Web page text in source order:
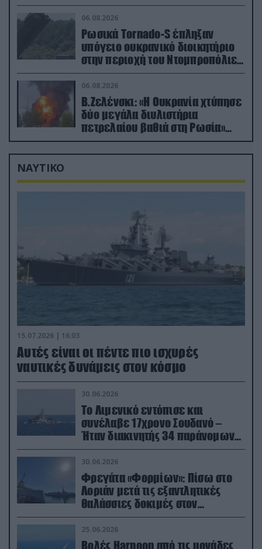
06.08.2026
Ρωσικά Tornado-S έπληξαν
υπόγειο ουκρανικό διοικητήριο
στην περιοχή του Ντομπροπόλιε
(βίντεο)
06.08.2026
Β.Ζελένσκι: «Η Ουκρανία χτύπησε
δύο μεγάλα διυλιστήρια
πετρελαίου βαθιά στη Ρωσία»
(βίντεο)
ΝΑΥΤΙΚΟ
15.07.2026 | 16:03
Aυτές είναι οι πέντε πιο ισχυρές
ναυτικές δυνάμεις στον κόσμο
30.06.2026
Το Λιμενικό εντόπισε και
συνέλαβε 17χρονο Σουδανό –
Ήταν διακινητής 34 παράνομων
μεταναστών
30.06.2026
Φρεγάτα «Φορμίων»: Πίσω στο
Λοριάν μετά τις εξαντλητικές
θαλάσσιες δοκιμές στον
απαιτητικό Βισκαϊκό
25.06.2026
Βολές Harpoon από τις μονάδες